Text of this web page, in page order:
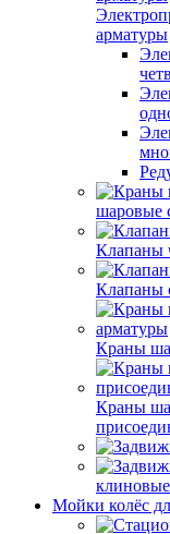
арматуры
шаровые
Клапаны
Клапаны
Краны
Краны
Мойки колёс